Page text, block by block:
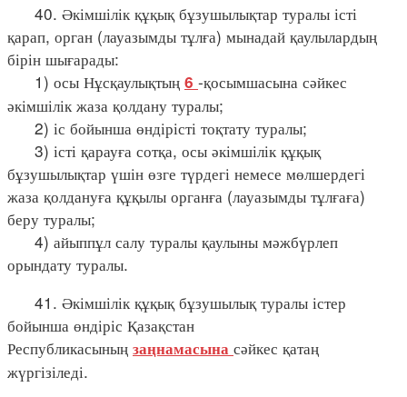
40. Әкімшілік құқық бұзушылықтар туралы істі
қарап, орган (лауазымды тұлға) мынадай қаулылардың
бірін шығарады:
1) осы Нұсқаулықтың 6 -қосымшасына сәйкес
әкімшілік жаза қолдану туралы;
2) іс бойынша өндірісті тоқтату туралы;
3) істі қарауға сотқа, осы әкімшілік құқық
бұзушылықтар үшін өзге түрдегі немесе мөлшердегі
жаза қолдануға құқылы органға (лауазымды тұлғаға)
беру туралы;
4) айыппұл салу туралы қаулыны мәжбүрлеп
орындату туралы.
41. Әкімшілік құқық бұзушылық туралы істер
бойынша өндіріс Қазақстан
Республикасының заңнамасына сәйкес қатаң
жүргізіледі.